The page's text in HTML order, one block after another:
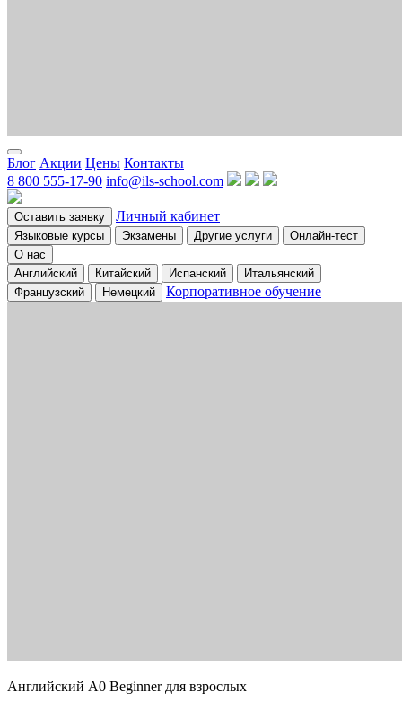
Блог Акции Цены Контакты
8 800 555-17-90 info@ils-school.com
Оставить заявку Личный кабинет
Языковые курсы Экзамены Другие услуги
Онлайн-тест
О нас
Английский
Китайский Испанский
Итальянский
Французский
Немецкий Корпоративное обучение
Английский A0 Beginner для взрослых